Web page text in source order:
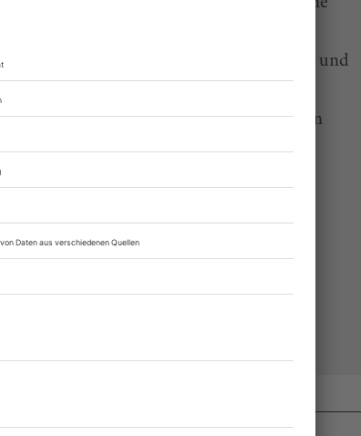
Zugang zur Theater-heute-App und
zum ePaper
Lesegenuss auf allen Endgeräten
Zugang zum Onlinearchiv von
Sie können alle Vorteile des Abos
sofort nutzen